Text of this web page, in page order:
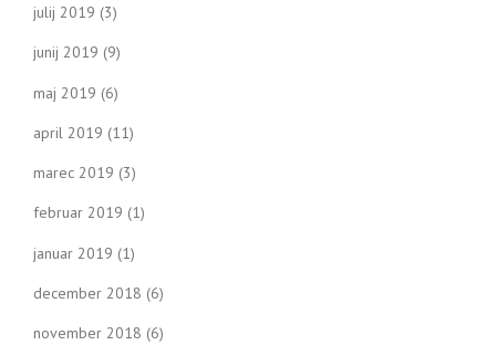
julij 2019 (3)
junij 2019 (9)
maj 2019 (6)
april 2019 (11)
marec 2019 (3)
februar 2019 (1)
januar 2019 (1)
december 2018 (6)
november 2018 (6)